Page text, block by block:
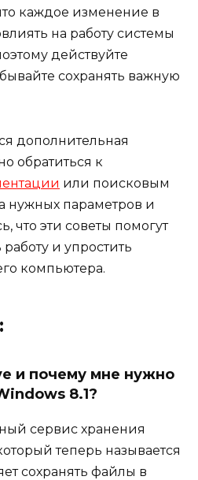
каждое изменение в
на работу системы
действуйте
сохранять важную
дополнительная
обратиться к
или поисковым
нужных параметров и
что эти советы помогут
и упростить
компьютера.
и почему мне нужно
8.1?
сервис хранения
теперь называется
сохранять файлы в